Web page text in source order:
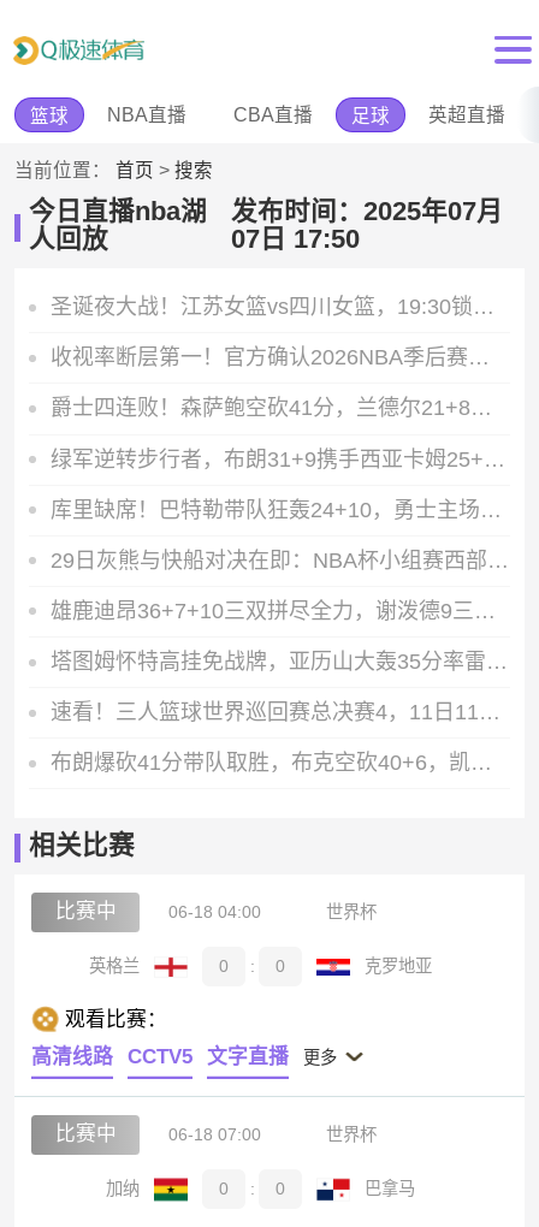
篮球 NBA直播 CBA直播 足球 英超直播
当前位置： 首页 > 搜索
今日直播nba湖
人回放
发布时间：2025年07月
07日 17:50
圣诞夜大战！江苏女篮vs四川女篮，19:30锁定WCBA
收视率断层第一！官方确认2026NBA季后赛是近28年最火一届
爵士四连败！森萨鲍空砍41分，兰德尔21+8携森林狼147分血洗对手
绿军逆转步行者，布朗31+9携手西亚卡姆25+6助队三连胜
库里缺席！巴特勒带队狂轰24+10，勇士主场险胜擒鹈鹕
29日灰熊与快船对决在即：NBA杯小组赛西部B组首轮较量
雄鹿迪昂36+7+10三双拼尽全力，谢泼德9三分助火箭险胜
塔图姆怀特高挂免战牌，亚历山大轰35分率雷霆罚球绝杀绿军
速看！三人篮球世界巡回赛总决赛4，11日11点一起嗨翻全场
布朗爆砍41分带队取胜，布克空砍40+6，凯尔特人主场击退太阳
相关比赛
比赛中 06-18 04:00 世界杯
英格兰 0 : 0 克罗地亚
观看比赛：
高清线路
CCTV5 文字直播 更多
比赛中 06-18 07:00 世界杯
加纳 0 : 0 巴拿马